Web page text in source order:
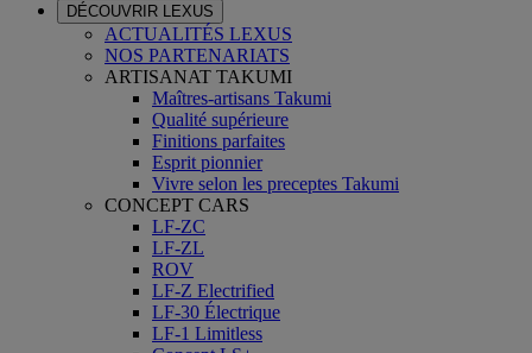
DÉCOUVRIR LEXUS
ACTUALITÉS LEXUS
NOS PARTENARIATS
ARTISANAT TAKUMI
Maîtres-artisans Takumi
Qualité supérieure
Finitions parfaites
Esprit pionnier
Vivre selon les preceptes Takumi
CONCEPT CARS
LF-ZC
LF-ZL
ROV
LF-Z Electrified
LF-30 Électrique
LF-1 Limitless